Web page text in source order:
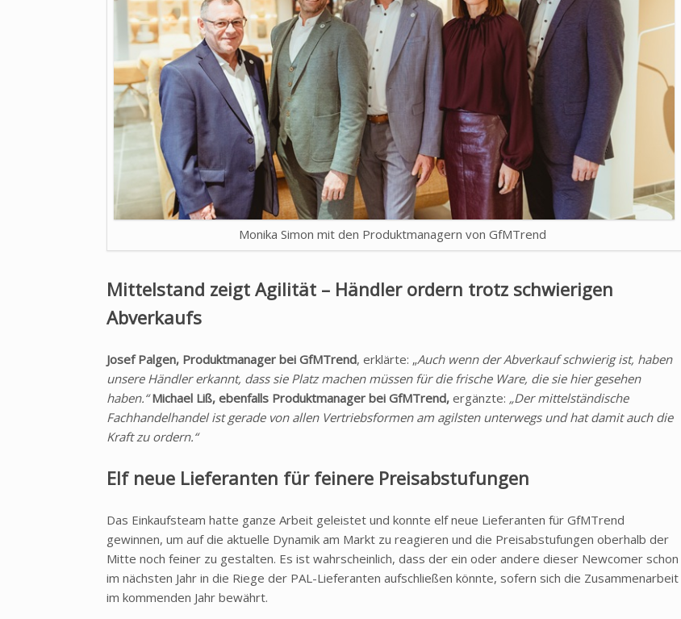
Monika Simon mit den Produktmanagern von GfMTrend
Mittelstand zeigt Agilität – Händler ordern trotz schwierigen
Abverkaufs
Josef Palgen, Produktmanager bei GfMTrend, erklärte: „Auch wenn der Abverkauf schwierig ist, haben
unsere Händler erkannt, dass sie Platz machen müssen für die frische Ware, die sie hier gesehen
haben.“ Michael Liß, ebenfalls Produktmanager bei GfMTrend, ergänzte: „Der mittelständische
Fachhandelhandel ist gerade von allen Vertriebsformen am agilsten unterwegs und hat damit auch die
Kraft zu ordern.“
Elf neue Lieferanten für feinere Preisabstufungen
Das Einkaufsteam hatte ganze Arbeit geleistet und konnte elf neue Lieferanten für GfMTrend
gewinnen, um auf die aktuelle Dynamik am Markt zu reagieren und die Preisabstufungen oberhalb der
Mitte noch feiner zu gestalten. Es ist wahrscheinlich, dass der ein oder andere dieser Newcomer schon
im nächsten Jahr in die Riege der PAL-Lieferanten aufschließen könnte, sofern sich die Zusammenarbeit
im kommenden Jahr bewährt.